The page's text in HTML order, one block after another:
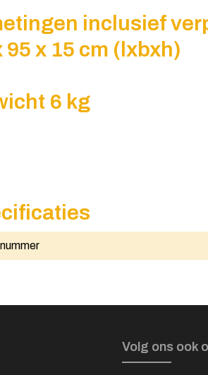
inclusief
95 x 15 cm (lxbxh)
6 kg
Volg ons ook